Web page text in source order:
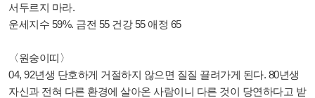
서두르지 마라.
운세지수 59%. 금전 55 건강 55 애정 65
〈원숭이띠〉
04, 92년생 단호하게 거절하지 않으면 질질 끌려가게 된다. 80년생
자신과 전혀 다른 환경에 살아온 사람이니 다른 것이 당연하다고 받